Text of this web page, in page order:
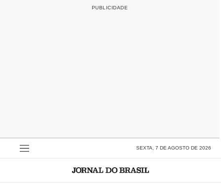
SEXTA, 7 DE AGOSTO DE 2026